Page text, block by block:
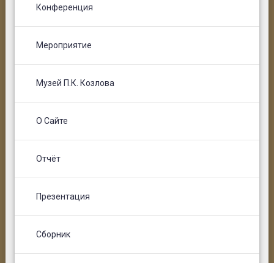
Конференция
Мероприятие
Музей П.К. Козлова
О Сайте
Отчёт
Презентация
Сборник